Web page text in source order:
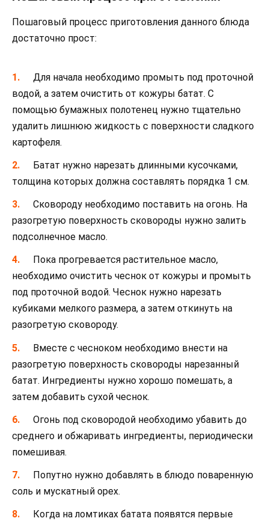
Пошаговый процесс приготовления данного блюда
достаточно прост:
Для начала необходимо промыть под проточной
водой, а затем очистить от кожуры батат. С
помощью бумажных полотенец нужно тщательно
удалить лишнюю жидкость с поверхности сладкого
картофеля.
Батат нужно нарезать длинными кусочками,
толщина которых должна составлять порядка 1 см.
Сковороду необходимо поставить на огонь. На
разогретую поверхность сковороды нужно залить
подсолнечное масло.
Пока прогревается растительное масло,
необходимо очистить чеснок от кожуры и промыть
под проточной водой. Чеснок нужно нарезать
кубиками мелкого размера, а затем откинуть на
разогретую сковороду.
Вместе с чесноком необходимо внести на
разогретую поверхность сковороды нарезанный
батат. Ингредиенты нужно хорошо помешать, а
затем добавить сухой чеснок.
Огонь под сковородой необходимо убавить до
среднего и обжаривать ингредиенты, периодически
помешивая.
Попутно нужно добавлять в блюдо поваренную
соль и мускатный орех.
Когда на ломтиках батата появятся первые